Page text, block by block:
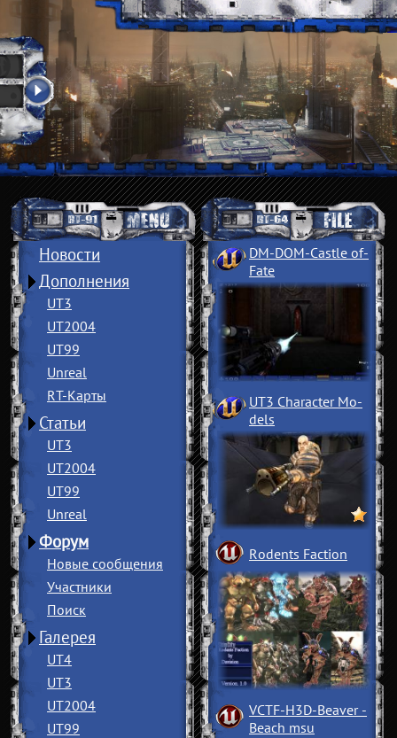
Новости
Дополнения
UT3
UT2004
UT99
Unreal
RT-Карты
Статьи
UT3
UT2004
UT99
Unreal
Форум
Новые сообщения
Участники
Поиск
Галерея
UT4
UT3
UT2004
UT99
DM-DOM-Castle of­
Fate
UT3 Character Mo­
dels
Rodents Faction
VCTF-H3D-Beaver ­
Beach msu